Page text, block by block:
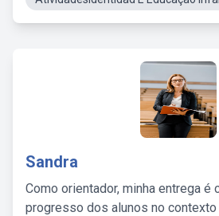
Sandra
Como orientador, minha entrega é
progresso dos alunos no contexto